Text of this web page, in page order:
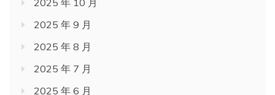
2025 年 10 月
2025 年 9 月
2025 年 8 月
2025 年 7 月
2025 年 6 月